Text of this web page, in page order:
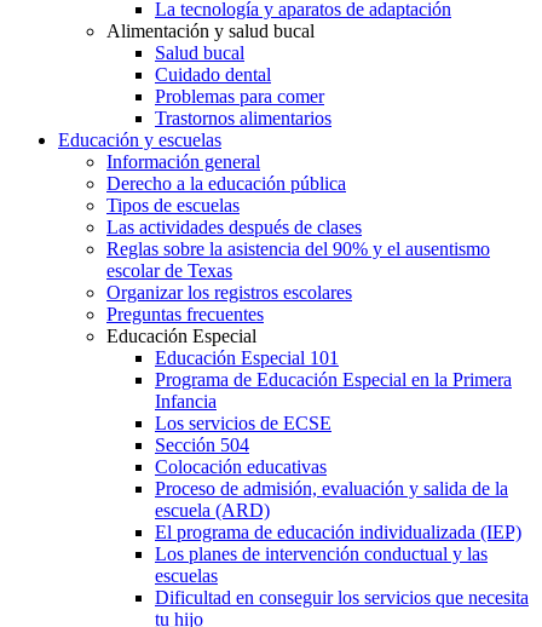
La tecnología y aparatos de adaptación
Alimentación y salud bucal
Salud bucal
Cuidado dental
Problemas para comer
Trastornos alimentarios
Educación y escuelas
Información general
Derecho a la educación pública
Tipos de escuelas
Las actividades después de clases
Reglas sobre la asistencia del 90% y el ausentismo
escolar de Texas
Organizar los registros escolares
Preguntas frecuentes
Educación Especial
Educación Especial 101
Programa de Educación Especial en la Primera
Infancia
Los servicios de ECSE
Sección 504
Colocación educativas
Proceso de admisión, evaluación y salida de la
escuela (ARD)
El programa de educación individualizada (IEP)
Los planes de intervención conductual y las
escuelas
Dificultad en conseguir los servicios que necesita
tu hijo